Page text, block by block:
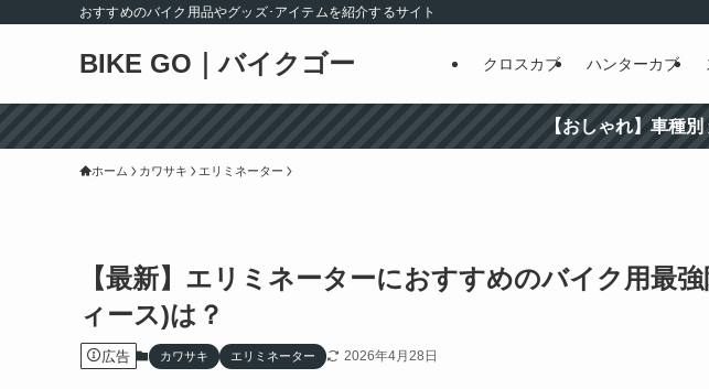
おすすめのバイク用品やグッズ･アイテムを紹介するサイト
BIKE GO｜バイクゴー クロスカブ ハンターカブ
【おしゃれ】車種
ホーム カワサキ エリミネーター
【最新】エリミネーターにおすすめのバイク用最
ィース)は？
広告 カワサキ エリミネーター 2026年4月28日